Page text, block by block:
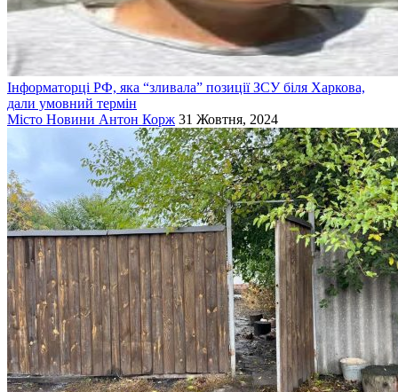
Інформаторці РФ, яка “зливала” позиції ЗСУ біля Харкова,
дали умовний термін
Місто Новини Антон Корж 31 Жовтня, 2024